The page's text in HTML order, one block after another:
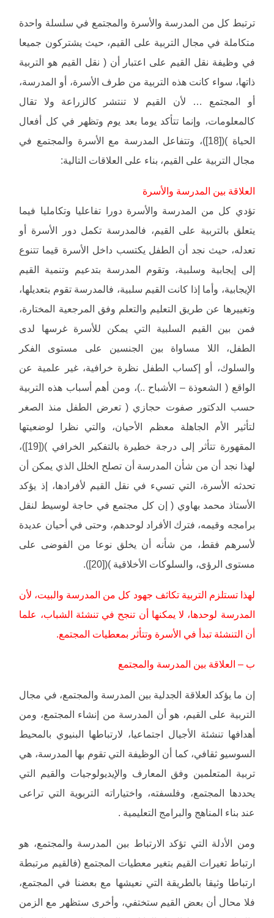
ترتبط كل من المدرسة والأسرة والمجتمع في سلسلة واحدة
متكاملة في مجال التربية على القيم، حيث يشتركون جميعا
في وظيفة نقل القيم على اعتبار أن ( نقل القيم هو التربية
ذاتها، سواء كانت هذه التربية من طرف الأسرة، أو المدرسة،
أو المجتمع … لأن القيم لا تنتشر كالزراعة ولا تقال
كالمعلومات، وإنما تتأكد يوما بعد يوم وتظهر في كل أفعال
الحياة )([18])، وتتفاعل المدرسة مع الأسرة والمجتمع في
مجال التربية على القيم، بناء على العلاقات التالية:
العلاقة بين المدرسة والأسرة
تؤدي كل من المدرسة والأسرة دورا تفاعليا وتكامليا فيما
يتعلق بالتربية على القيم، فالمدرسة تكمل دور الأسرة أو
تعدله، حيث نجد أن الطفل يكتسب داخل الأسرة قيما تتنوع
إلى إيجابية وسلبية، وتقوم المدرسة بتدعيم وتنمية القيم
الإيجابية، وأما إذا كانت القيم سلبية، فالمدرسة تقوم بتعديلها،
وتغييرها عن طريق التعليم والتعلم وفق المرجعية المختارة،
فمن بين القيم السلبية التي يمكن للأسرة غرسها لدى
الطفل، اللا مساواة بين الجنسين على مستوى الفكر
والسلوك، أو إكساب الطفل نظرة خرافية، غير علمية عن
الواقع ( الشعوذة – الأشباح ..)، ومن أهم أسباب هذه التربية
حسب الدكتور صفوت حجازي ( تعرض الطفل منذ الصغر
لتأثير الأم الجاهلة معظم الأحيان، والتي نظرا لوضعيتها
المقهورة تتأثر إلى درجة خطيرة بالتفكير الخرافي )([19])،
لهذا نجد أن من شأن المدرسة أن تصلح الخلل الذي يمكن أن
تحدثه الأسرة، التي تسيء في نقل القيم لأفرادها، إذ يؤكد
الأستاذ محمد بهاوي ( إن كل مجتمع في حاجة لوسيط لنقل
برامجه وقيمه، فترك الأفراد لوحدهم، وحتى في أحيان عديدة
لأسرهم فقط، من شأنه أن يخلق نوعا من الفوضى على
مستوى الرؤى، والسلوكات الأخلاقية )([20]).
لهذا تستلزم التربية تكاثف جهود كل من المدرسة والبيت، لأن
المدرسة لوحدها، لا يمكنها أن تنجح في تنشئة الشباب، علما
أن التنشئة تبدأ في الأسرة وتتأثر بمعطيات المجتمع.
ب – العلاقة بين المدرسة والمجتمع
إن ما يؤكد العلاقة الجدلية بين المدرسة والمجتمع، في مجال
التربية على القيم، هو أن المدرسة من إنشاء المجتمع، ومن
أهدافها تنشئة الأجيال اجتماعيا، لارتباطها البنيوي بالمحيط
السوسيو ثقافي، كما أن الوظيفة التي تقوم بها المدرسة، هي
تربية المتعلمين وفق المعارف والإيديولوجيات والقيم التي
يحددها المجتمع، وفلسفته، واختياراته التربوية التي تراعى
عند بناء المناهج والبرامج التعليمية .
ومن الأدلة التي تؤكد الارتباط بين المدرسة والمجتمع، هو
ارتباط تغيرات القيم بتغير معطيات المجتمع (فالقيم مرتبطة
ارتباطا وثيقا بالطريقة التي نعيشها مع بعضنا في المجتمع،
فلا محال أن بعض القيم ستختفي، وأخرى ستظهر مع الزمن